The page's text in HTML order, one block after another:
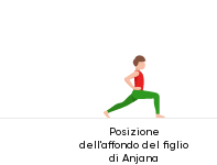
Posizione
dell'affondo del figlio
di Anjana